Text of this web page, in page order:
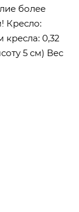
более
Кресло:
кресла: 0,32
5 см) Вес